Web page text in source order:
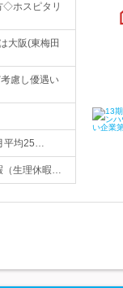
◇ホスピタリ
大阪(東梅田
慮し優遇い
平均25…
（生理休暇…